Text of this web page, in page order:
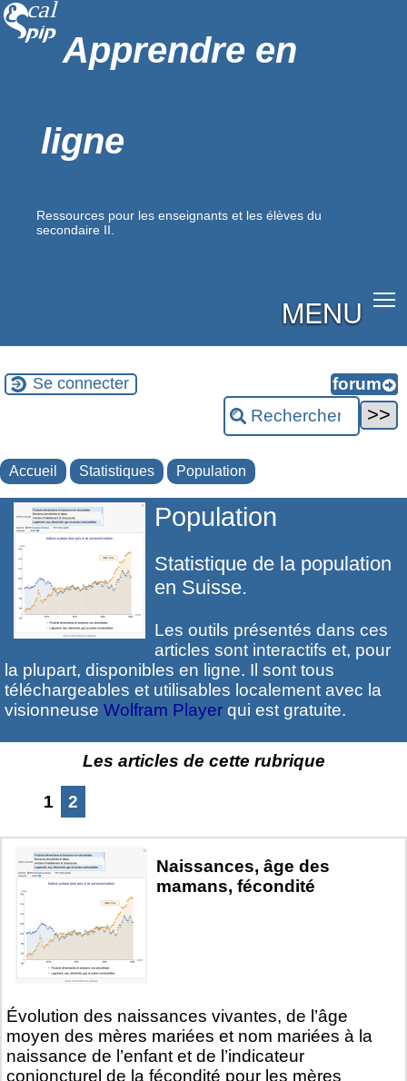
Apprendre en
ligne
Ressources pour les enseignants et les élèves du
secondaire II.
MENU
Se connecter
Accueil Statistiques Population
Population
Statistique de la population
en Suisse.
Les outils présentés dans ces
articles sont interactifs et, pour
la plupart, disponibles en ligne. Il sont tous
téléchargeables et utilisables localement avec la
visionneuse Wolfram Player qui est gratuite.
Les articles de cette rubrique
1 2
Naissances, âge des
mamans, fécondité
Évolution des naissances vivantes, de l’âge
moyen des mères mariées et nom mariées à la
naissance de l’enfant et de l’indicateur
conjoncturel de la fécondité pour les mères